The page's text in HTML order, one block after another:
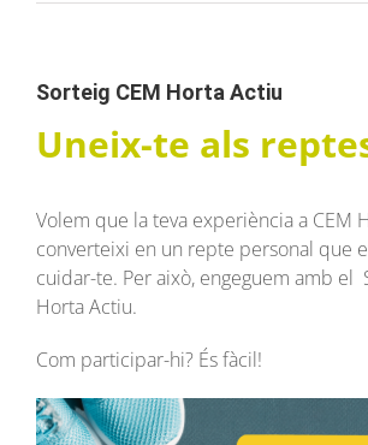
Sorteig CEM Horta Actiu
Uneix-te als
Volem que la teva experiència a CEM
converteixi en un repte personal que
cuidar-te. Per això, engeguem amb el
Horta Actiu.
Com participar-hi? És fàcil!